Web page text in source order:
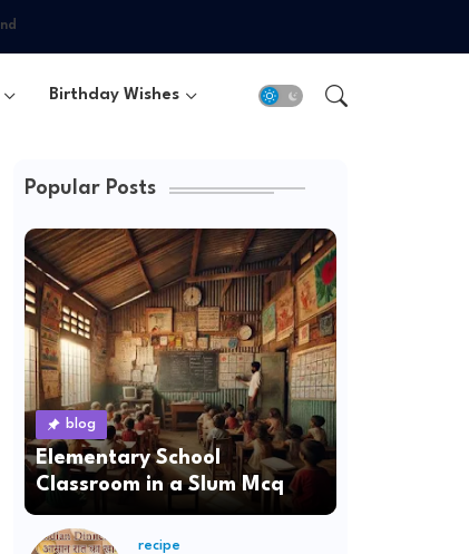
Birthday Wishes
Popular Posts
blog
Elementary School
Classroom in a Slum Mcq
recipe